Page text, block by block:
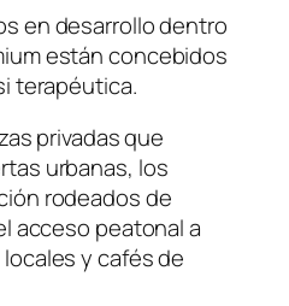
en desarrollo dentro
están concebidos
terapéutica.
privadas que
urbanas, los
rodeados de
acceso peatonal a
y cafés de